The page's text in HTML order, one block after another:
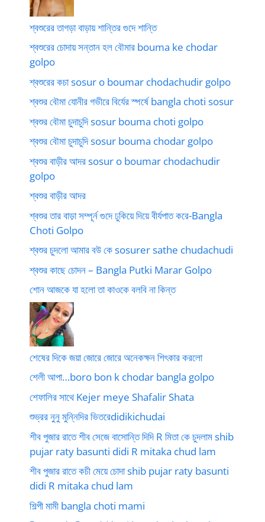
শ্বশুরের তাগড়া বাড়ায় শান্তির গুদে শান্তি
শ্বশুরের চোদায় সন্তান হল বৌমার bouma ke chodar
golpo
শ্বশুরের কচা sosur o boumar chodachudir golpo
শ্বশুর বৌমা যোনীর গভীরে বির্যের স্পর্ষে bangla choti sosur
শ্বশুর বৌমা চুদাচুদি sosur bouma choti golpo
শ্বশুর বৌমা চুদাচুদি sosur bouma chodar golpo
শ্বশুর বাড়ীর আদর sosur o boumar chodachudir
golpo
শ্বশুর বাড়ীর আদর
শ্বশুর তার বাড়া সম্পূর্ন গুদে ঢুকিয়ে দিয়ে বীর্যপাত করে-Bangla
Choti Golpo
শ্বশুর চুদলো আমার বউ কে sosurer sathe chudachudi
শ্বশুর কাছে চোদন – Bangla Putki Marar Golpo
শোন আজকে যা হলো তা কাওকে বলবি না কিন্ত
শেষের দিকে জয়া জোরে জোরে অনেকক্ষন শিৎকার করলো
শেলী আপা…boro bon k chodar bangla golpo
শেফালির সাথে Kejer meye Shafalir Shata
শুভ্রর নুনু মুন্নিদির ভিতরেdidikichudai
শীব পুজার রাতে শীব সেজে বাসোন্তি দিদি R মিতা কে চুদলাম shib
pujar raty basunti didi R mitaka chud lam
শীব পুজার রাতে কচী মেয়ে চোদা shib pujar raty basunti
didi R mitaka chud lam
শিল্পী মামী bangla choti mami